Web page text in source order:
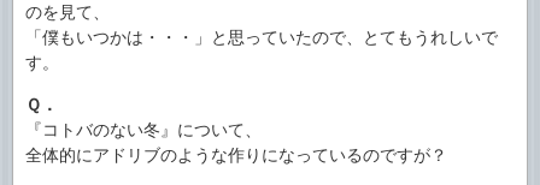
のを見て、
「僕もいつかは・・・」と思っていたので、とてもうれしいで
す。
Ｑ．
『コトバのない冬』について、
全体的にアドリブのような作りになっているのですが？